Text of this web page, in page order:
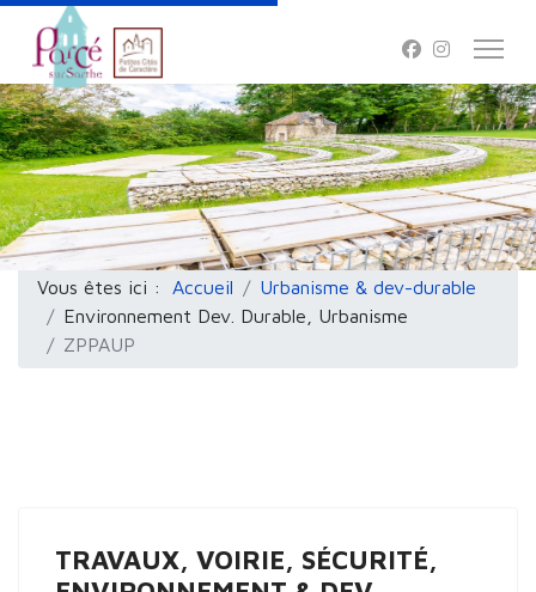
Vous êtes ici : Accueil
Urbanisme & dev-durable
Environnement Dev. Durable, Urbanisme
ZPPAUP
TRAVAUX, VOIRIE, SÉCURITÉ,